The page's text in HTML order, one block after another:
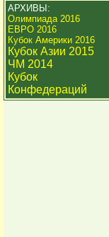
АРХИВЫ:
Олимпиада 2016
ЕВРО 2016
Кубок Америки 2016
Кубок Азии 2015
ЧМ 2014
Кубок
Конфедераций